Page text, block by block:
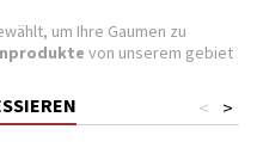
um Ihre Gaumen zu
von unserem gebiet
>
<